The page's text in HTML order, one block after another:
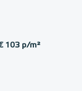
103 p/m²